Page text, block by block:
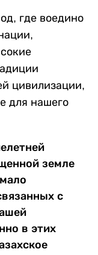
где воедино
цивилизации,
для нашего
земле
с
в этих